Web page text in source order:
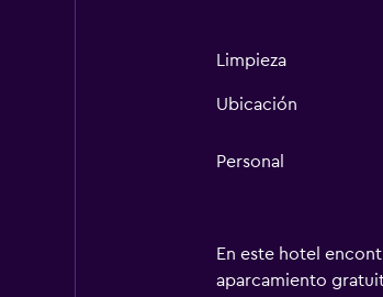
Limpieza
Ubicación
Personal
En este hotel
aparcamiento